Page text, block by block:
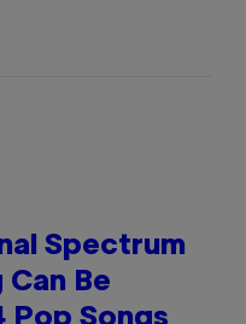
Spectrum
Can Be